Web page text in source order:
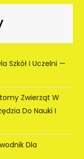
Szkół I Uczelni —
Zwierząt W
Do Nauki I
Dla